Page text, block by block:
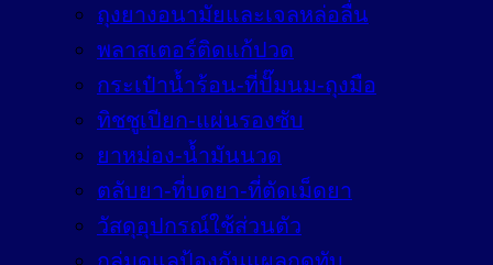
ถุงยางอนามัยและเจลหล่อลื่น
พลาสเตอร์ติดแก้ปวด
กระเป๋าน้ำร้อน-ที่ปั๊มนม-ถุงมือ
ทิชชูเปียก-แผ่นรองซับ
ยาหม่อง-น้ำมันนวด
ตลับยา-ที่บดยา-ที่ตัดเม็ดยา
วัสดุอุปกรณ์ใช้ส่วนตัว